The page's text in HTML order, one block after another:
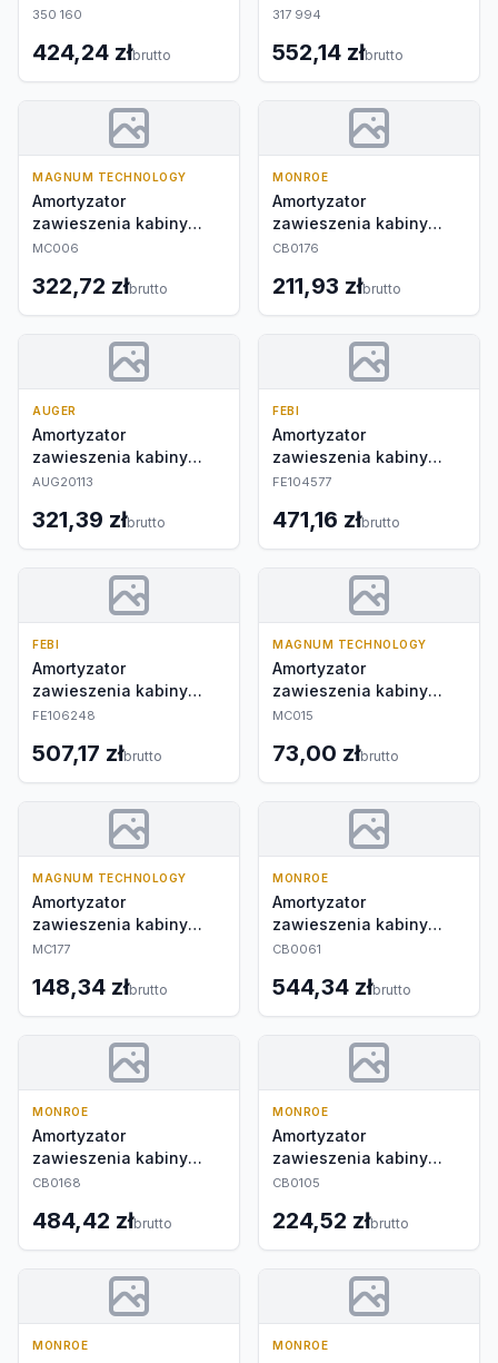
kierowcy
350 160
424,24 złbrutto
kierowcy
317 994
552,14 złbrutto
MAGNUM TECHNOLOGY
Amortyzator
zawieszenia kabiny
kierowcy
MC006
322,72 złbrutto
MONROE
Amortyzator
zawieszenia kabiny
kierowcy
CB0176
211,93 złbrutto
AUGER
Amortyzator
zawieszenia kabiny
kierowcy
AUG20113
321,39 złbrutto
FEBI
Amortyzator
zawieszenia kabiny
kierowcy
FE104577
471,16 złbrutto
FEBI
Amortyzator
zawieszenia kabiny
kierowcy
FE106248
507,17 złbrutto
MAGNUM TECHNOLOGY
Amortyzator
zawieszenia kabiny
kierowcy
MC015
73,00 złbrutto
MAGNUM TECHNOLOGY
Amortyzator
zawieszenia kabiny
kierowcy
MC177
148,34 złbrutto
MONROE
Amortyzator
zawieszenia kabiny
kierowcy
CB0061
544,34 złbrutto
MONROE
Amortyzator
zawieszenia kabiny
kierowcy
CB0168
484,42 złbrutto
MONROE
Amortyzator
zawieszenia kabiny
kierowcy
CB0105
224,52 złbrutto
MONROE MONROE